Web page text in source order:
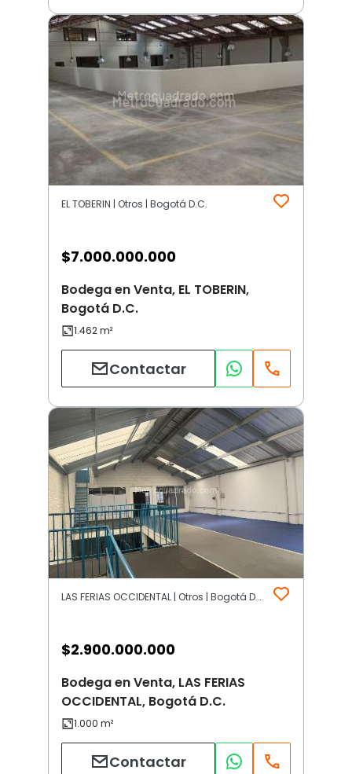
EL TOBERIN | Otros | Bogotá D.C.
$7.000.000.000
Bodega en Venta, EL TOBERIN,
Bogotá D.C.
Contactar
LAS FERIAS OCCIDENTAL | Otros | Bogotá D.C.
$2.900.000.000
Bodega en Venta, LAS FERIAS
OCCIDENTAL, Bogotá D.C.
Contactar